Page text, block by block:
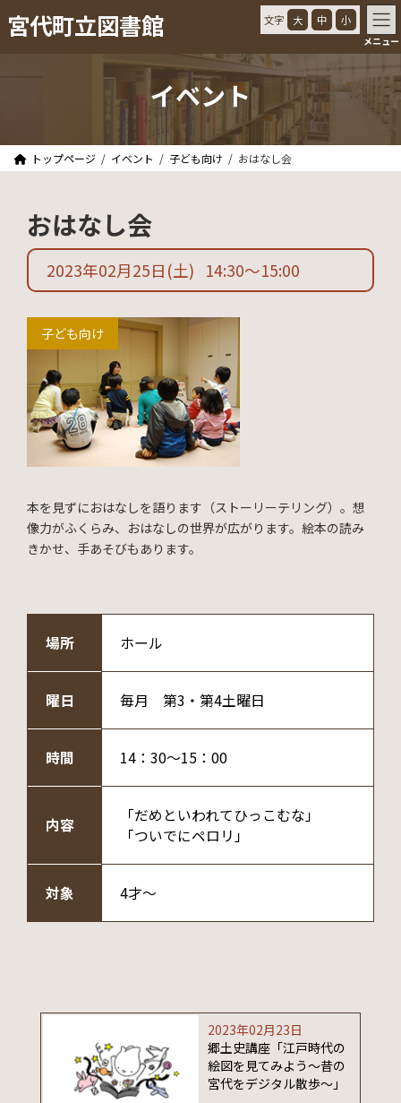
ン
プ
ビ
動
宮代町立図書館 文字 大 中 小
メニュー
イベント
トップページ イベント 子ども向け おはなし会
おはなし会
2023年02月25日 (土) 14:30〜15:00
子ども向け
本を見ずにおはなしを語ります（ストーリーテリング）。想
像力がふくらみ、おはなしの世界が広がります。絵本の読み
きかせ、手あそびもあります。
場所 ホール
曜日 毎月 第3・第4土曜日
時間 14：30～15：00
内容
「だめといわれてひっこむな」
「ついでにペロリ」
対象 4才～
2023年02月23日
郷土史講座「江戸時代の
絵図を見てみよう～昔の
宮代をデジタル散歩～」